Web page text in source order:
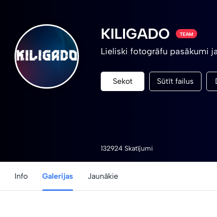
KILIGADO TEAM
Lieliski fotogrāfu pasākumi
Sekot Sūtīt failus
132924 Skatījumi
Info Galerijas Jaunākie